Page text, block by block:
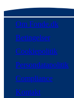
Om Fonde.dk
Betingelser
Cookiepolitik
Persondatapolitik
Compliance
Kontakt